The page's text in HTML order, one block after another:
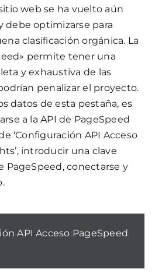
web se ha vuelto aún
debe optimizarse para
clasificación orgánica. La
permite tener una
y exhaustiva de las
penalizar el proyecto.
datos de esta pestaña, es
a la API de PageSpeed
‘Configuración API Acceso
introducir una clave
PageSpeed, conectarse y
API Acceso PageSpeed